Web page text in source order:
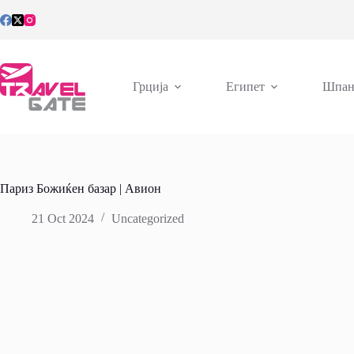
to
Грција Египет
Париз Божиќен базар | Авион
21 Oct 2024 Uncategorized